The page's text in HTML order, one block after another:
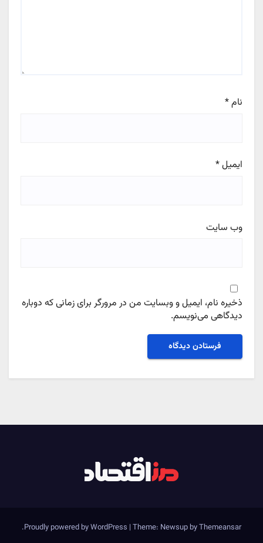
نام*
ایمیل*
وب‌ سایت
ذخیره نام، ایمیل و وبسایت من در مرورگر برای زمانی که دوباره
دیدگاهی می‌نویسم.
Proudly powered by WordPress | Theme: Newsup byThemeansar
.